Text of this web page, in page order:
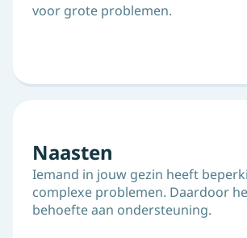
voor grote problemen.
Naasten
Iemand in jouw gezin heeft
complexe problemen. Daardoor
behoefte aan ondersteuning.